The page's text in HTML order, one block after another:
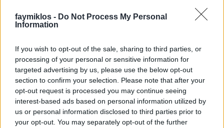
faymiklos - Do Not Process My Personal
Information
If you wish to opt-out of the sale, sharing to third parties, or
processing of your personal or sensitive information for
targeted advertising by us, please use the below opt-out
section to confirm your selection. Please note that after your
opt-out request is processed you may continue seeing
interest-based ads based on personal information utilized by
us or personal information disclosed to third parties prior to
your opt-out. You may separately opt-out of the further
Ott lesz a kiállításon a Google szemüveg, amelyről
én még azt hittem, hogy folyamatban lévő dolog, és
koffeinben gazdag kávépótlék lett volna, de
valamiért az emberek maradnak a hagyományos,
szénsavmentes változatnál, és, még egy meglepetés,
a Harley-Davidson parfümök, pedig azt gondoltam,
a hazai ujjatlan trikós társadalom nagyra értékeli.
Ha már a motort nem engedheti meg magának,
legalább az illat legyen az övék és a környezetüké.